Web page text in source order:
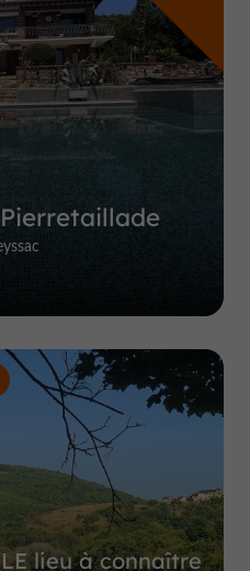
lieu à connaître